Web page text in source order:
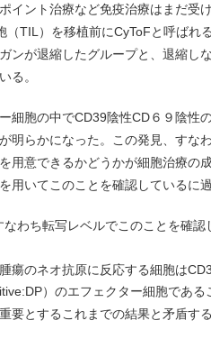
イント治療など免疫治療はまだ受
（TIL）を移植前にCyToFと呼ばれ
ンが退縮したグループと、退縮し
る。
細胞の中でCD39陰性CD６９陰性
明らかになった。この発見、すな
用意できるかどうかが細胞治療の
用いてこのことを確認しているに
わち転写レベルでこのことを確認
瘍のネオ抗原に反応する細胞は
）のエフェクター細胞であ
要とするこれまでの結果と矛盾す